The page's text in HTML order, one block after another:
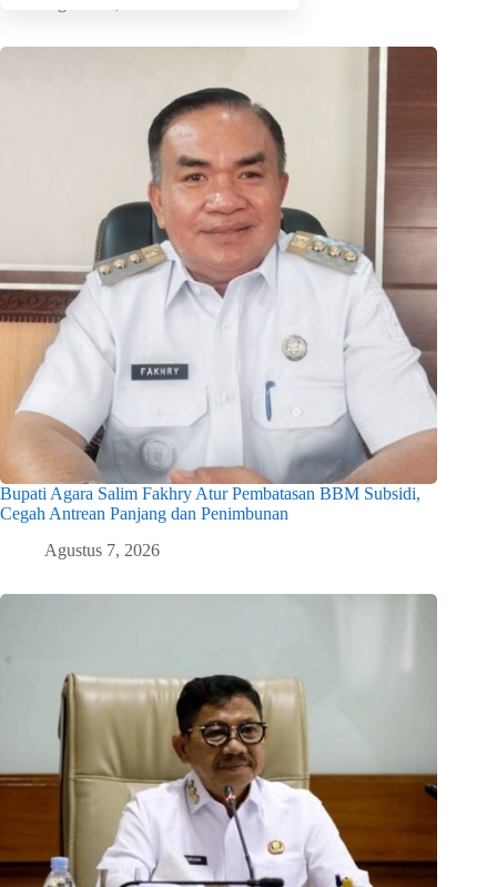
Bupati Agara Salim Fakhry Atur Pembatasan BBM Subsidi,
Cegah Antrean Panjang dan Penimbunan
Agustus 7, 2026